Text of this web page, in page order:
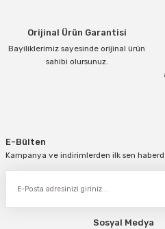
Orijinal Ürün Garantisi
Bayiliklerimiz sayesinde orijinal ürün
sahibi olursunuz.
E-Bülten
Kampanya ve indirimlerden ilk sen
Sosyal Medya